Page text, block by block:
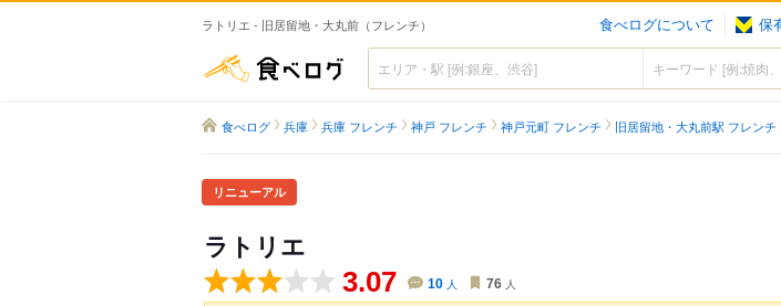
ラトリエ - 旧居留地・大丸前（フレンチ） 食べログについて 保
食べログ
食べログ 兵庫 兵庫 フレンチ 神戸 フレンチ 神戸元町 フレンチ 旧居留地・大丸前駅 フレンチ
リニューアル
ラトリエ
3.07 10 人 76 人